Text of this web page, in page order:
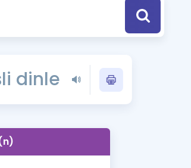
Eğitim ve Kitaplara Özel Fırsatlar
YDS - YÖKDİL Tüm Sınavlarla İlgili Haberler
İngilizce Gramer
İngilizce Gramer ve Konu Anlatımı
dinle